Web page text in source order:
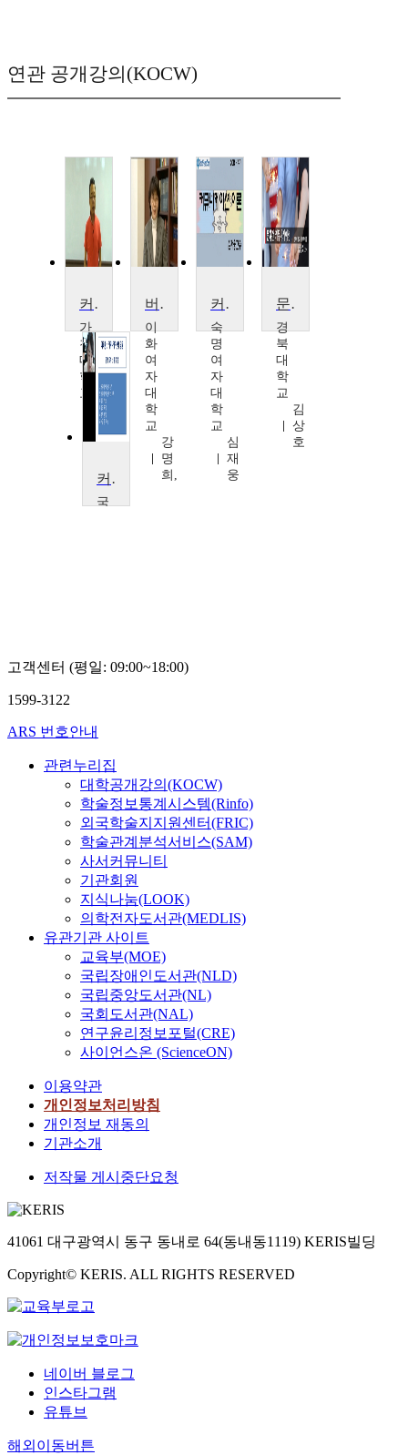
연관 공개강의(KOCW)
커뮤니케이션 이론
가
천
대
학
교
신
현
버추얼 커뮤니케이션
이
화
여
자
대
학
교
강
명
희,
커뮤니케이션이론
숙
명
여
자
대
학
교
심
재
웅
문화간 커뮤니케이션
경
북
대
학
교
김
상
호
커뮤니케이션학 입문
국
고객센터 (평일: 09:00~18:00)
1599-3122
ARS 번호안내
관련누리집
대학공개강의(KOCW)
학술정보통계시스템(Rinfo)
외국학술지지원센터(FRIC)
학술관계분석서비스(SAM)
사서커뮤니티
기관회원
지식나눔(LOOK)
의학전자도서관(MEDLIS)
유관기관 사이트
교육부(MOE)
국립장애인도서관(NLD)
국립중앙도서관(NL)
국회도서관(NAL)
연구윤리정보포털(CRE)
사이언스온 (ScienceON)
이용약관
개인정보처리방침
개인정보 재동의
기관소개
저작물 게시중단요청
41061 대구광역시 동구 동내로 64(동내동1119) KERIS빌딩
Copyright© KERIS. ALL RIGHTS RESERVED
네이버 블로그
인스타그램
유튜브
해외이동버튼